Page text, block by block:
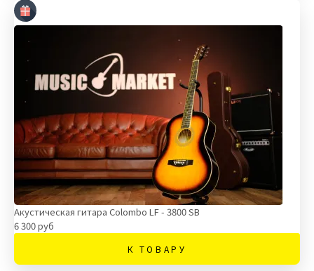
Акустическая гитара Colombo LF - 3800 SB
6 300 руб
К ТОВАРУ